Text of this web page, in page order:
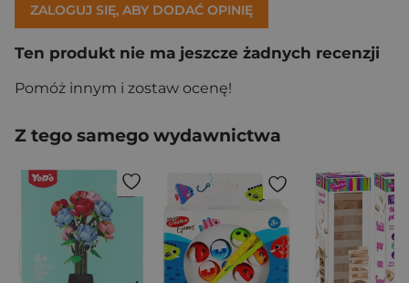
ZALOGUJ SIĘ, ABY DODAĆ OPINIĘ
Ten produkt nie ma jeszcze żadnych recenzji
Pomóż innym i zostaw ocenę!
Z tego samego wydawnictwa